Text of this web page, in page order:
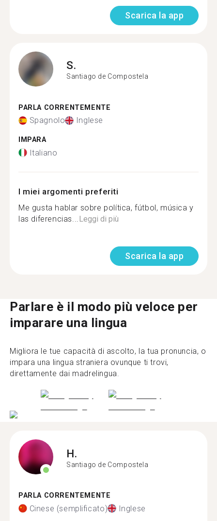
Scarica la app
S.
Santiago de Compostela
PARLA CORRENTEMENTE
Spagnolo Inglese
IMPARA
Italiano
I miei argomenti preferiti
Me gusta hablar sobre política, fútbol, música y
las diferencias... Leggi di più
Scarica la app
Parlare è il modo più veloce per
imparare una lingua
Migliora le tue capacità di ascolto, la tua pronuncia, o
impara una lingua straniera ovunque ti trovi,
direttamente dai madrelingua.
H.
Santiago de Compostela
PARLA CORRENTEMENTE
Cinese (semplificato) Inglese